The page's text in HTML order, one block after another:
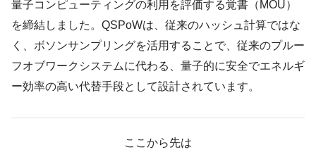
量子コンピューティングの利用を評価する覚書（MOU）
を締結しました。QSPoWは、従来のハッシュ計算ではな
く、ボソンサンプリングを活用することで、従来のプルー
フオブワークシステムに代わる、量子的に安全でエネルギ
ー効率の高い代替手段として設計されています。
ここから先は